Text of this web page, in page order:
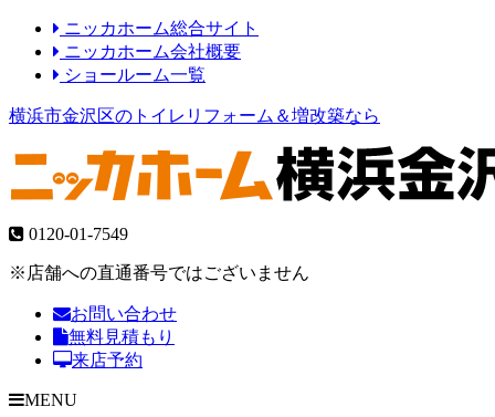
ニッカホーム総合サイト
ニッカホーム会社概要
ショールーム一覧
横浜市金沢区のトイレリフォーム＆増改築なら
0120-01-7549
※店舗への直通番号ではございません
お問い合わせ
無料見積もり
来店予約
MENU